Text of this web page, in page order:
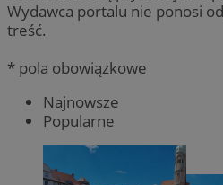
Wydawca portalu nie ponosi
treść.
* pola obowiązkowe
Najnowsze
Popularne